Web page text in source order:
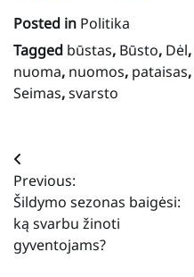
Posted in Politika
Tagged būstas, Būsto, Dėl,
nuoma, nuomos, pataisas,
Seimas,svarsto
Navigacija
tarp
įrašų
Previous:
Šildymo sezonas baigėsi:
ką svarbu žinoti
gyventojams?